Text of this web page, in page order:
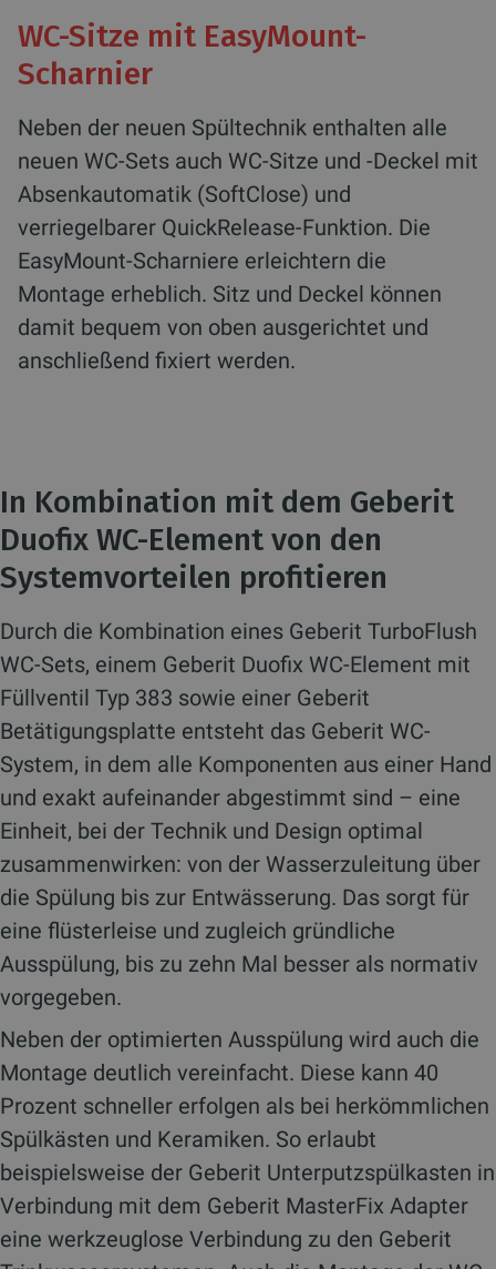
WC-Sitze mit EasyMount-
Scharnier
Neben der neuen Spültechnik enthalten alle
neuen WC-Sets auch WC-Sitze und -Deckel mit
Absenkautomatik (SoftClose) und
verriegelbarer QuickRelease-Funktion. Die
EasyMount-Scharniere erleichtern die
Montage erheblich. Sitz und Deckel können
damit bequem von oben ausgerichtet und
anschließend fixiert werden.
In Kombination mit dem Geberit
Duofix WC-Element von den
Systemvorteilen profitieren
Durch die Kombination eines Geberit TurboFlush
WC-Sets, einem Geberit Duofix WC-Element mit
Füllventil Typ 383 sowie einer Geberit
Betätigungsplatte entsteht das Geberit WC-
System, in dem alle Komponenten aus einer Hand
und exakt aufeinander abgestimmt sind – eine
Einheit, bei der Technik und Design optimal
zusammenwirken: von der Wasserzuleitung über
die Spülung bis zur Entwässerung. Das sorgt für
eine flüsterleise und zugleich gründliche
Ausspülung, bis zu zehn Mal besser als normativ
vorgegeben.
Neben der optimierten Ausspülung wird auch die
Montage deutlich vereinfacht. Diese kann 40
Prozent schneller erfolgen als bei herkömmlichen
Spülkästen und Keramiken. So erlaubt
beispielsweise der Geberit Unterputzspülkasten in
Verbindung mit dem Geberit MasterFix Adapter
eine werkzeuglose Verbindung zu den Geberit